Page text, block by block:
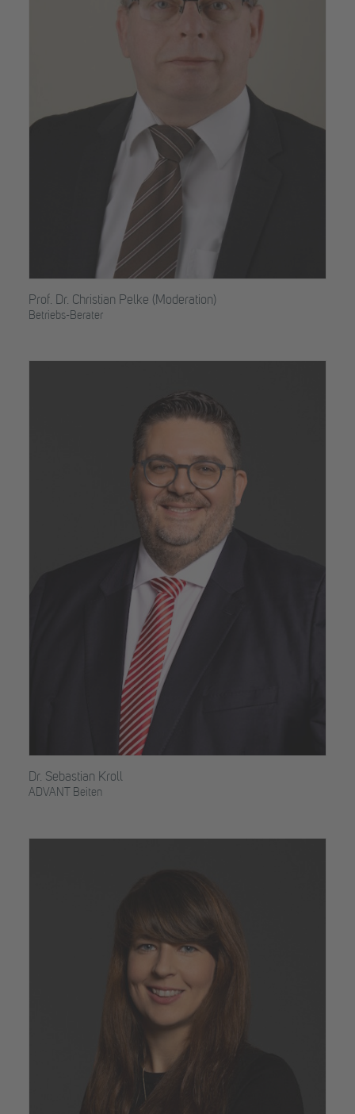
Prof. Dr. Christian Pelke (Moderation)
Betriebs-Berater
Dr. Sebastian Kroll
ADVANT Beiten